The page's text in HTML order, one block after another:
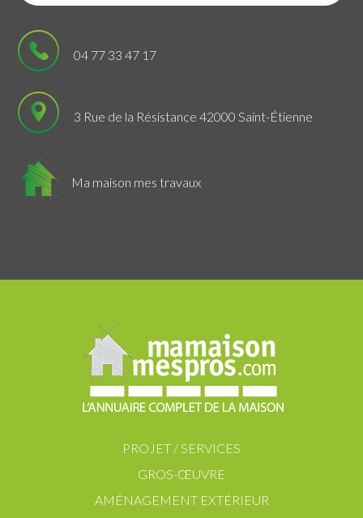
04 77 33 47 17
3 Rue de la Résistance 42000 Saint-Étienne
Ma maison mes travaux
PROJET / SERVICES
GROS-ŒUVRE
AMÉNAGEMENT EXTÉRIEUR